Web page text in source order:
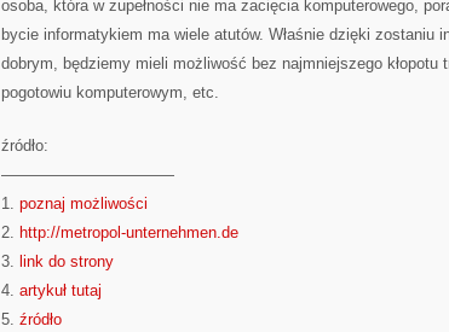
osoba, która w zupełności nie ma zacięcia komputerowego,
bycie informatykiem ma wiele atutów. Właśnie dzięki zostaniu
dobrym, będziemy mieli możliwość bez najmniejszego kłopotu
pogotowiu komputerowym, etc.
źródło:
———————————
1. poznaj możliwości
2. http://metropol-unternehmen.de
3. link do strony
4. artykuł tutaj
5. źródło